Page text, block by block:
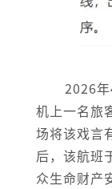
2026
机上一名旅
场将该戏言
后，该航班
众生命财产